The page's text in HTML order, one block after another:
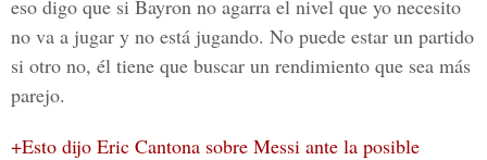
eso digo que si Bayron no agarra el nivel que yo necesito
no va a jugar y no está jugando. No puede estar un partido
si otro no, él tiene que buscar un rendimiento que sea más
parejo.
+Esto dijo Eric Cantona sobre Messi ante la posible